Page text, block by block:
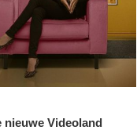
nieuwe Videoland